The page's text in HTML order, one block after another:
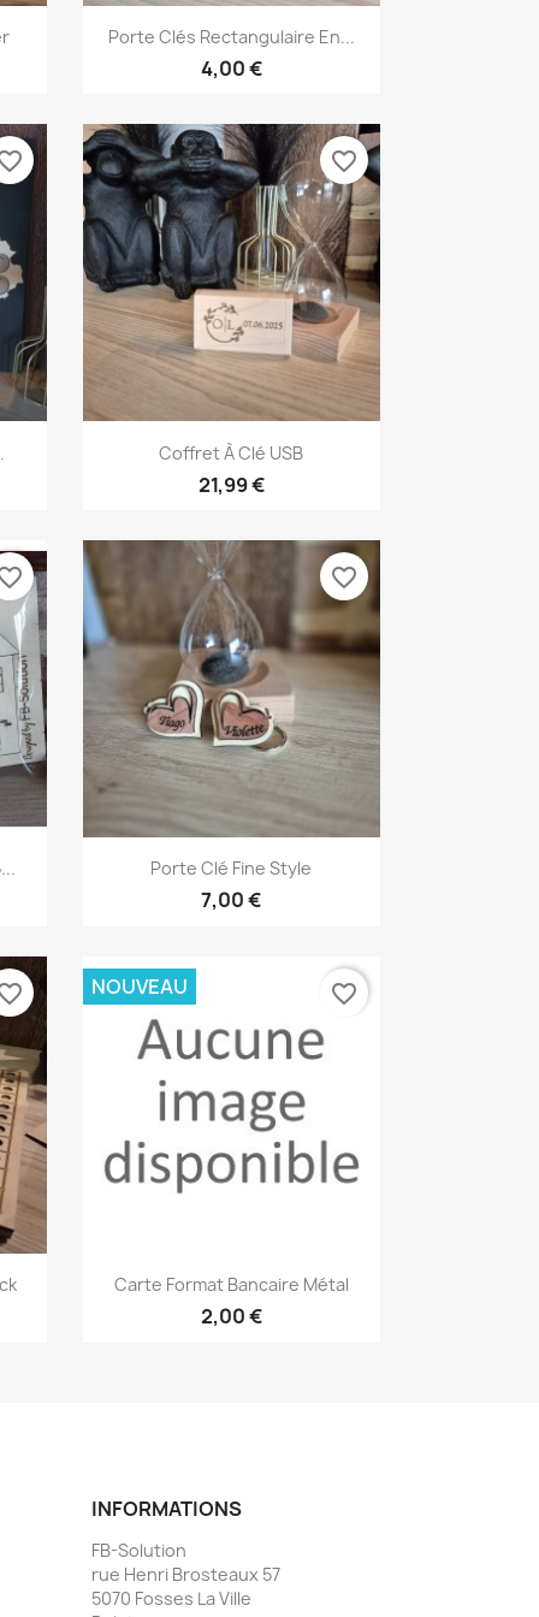
Aperçu rapide
Porte Clés Rectangulaire En...
4,00 €
Aperçu rapide
Coffret À Clé USB
21,99 €
favorite_border
Aperçu rapide
Porte Clé Fine Style
7,00 €
favorite_border
Aperçu rapide
Carte Format Bancaire Métal
2,00 €
NOUVEAU favorite_border
INFORMATIONS
FB-Solution
rue Henri Brosteaux 57
5070 Fosses La Ville